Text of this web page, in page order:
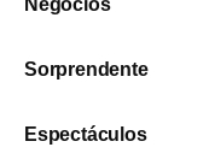
Negocios
Sorprendente
Espectáculos